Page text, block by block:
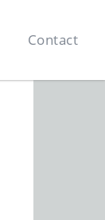
Contact